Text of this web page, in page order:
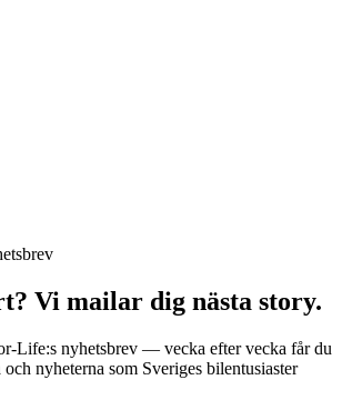
Vi mailar dig nästa story.
Life:s nyhetsbrev — vecka efter vecka får du
nyheterna som Sveriges bilentusiaster